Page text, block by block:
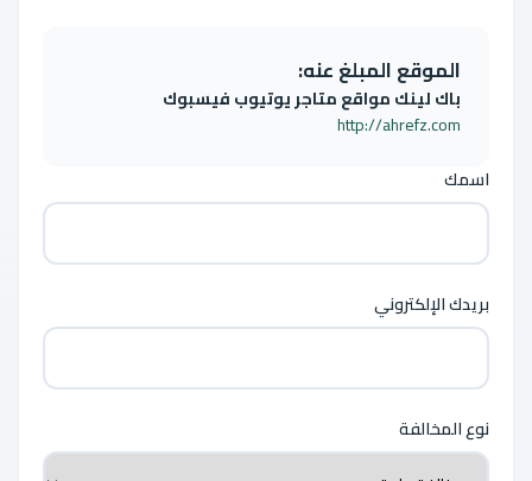
الموقع المبلغ عنه:
باك لينك مواقع متاجر يوتيوب فيسبوك
http://ahrefz.com
اسمك
بريدك الإلكتروني
نوع المخالفة